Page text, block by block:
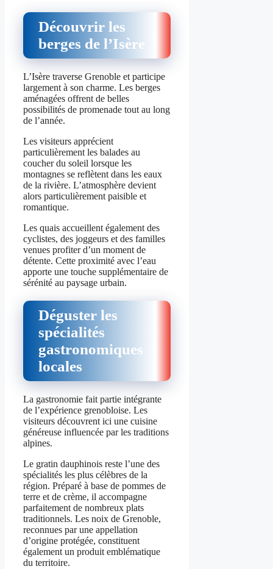
Découvrir les
berges de l’Isère
L’Isère traverse Grenoble et participe
largement à son charme. Les berges
aménagées offrent de belles
possibilités de promenade tout au long
de l’année.
Les visiteurs apprécient
particulièrement les balades au
coucher du soleil lorsque les
montagnes se reflètent dans les eaux
de la rivière. L’atmosphère devient
alors particulièrement paisible et
romantique.
Les quais accueillent également des
cyclistes, des joggeurs et des familles
venues profiter d’un moment de
détente. Cette proximité avec l’eau
apporte une touche supplémentaire de
sérénité au paysage urbain.
Déguster les
spécialités
gastronomiques
locales
La gastronomie fait partie intégrante
de l’expérience grenobloise. Les
visiteurs découvrent ici une cuisine
généreuse influencée par les traditions
alpines.
Le gratin dauphinois reste l’une des
spécialités les plus célèbres de la
région. Préparé à base de pommes de
terre et de crème, il accompagne
parfaitement de nombreux plats
traditionnels. Les noix de Grenoble,
reconnues par une appellation
d’origine protégée, constituent
également un produit emblématique
du territoire.